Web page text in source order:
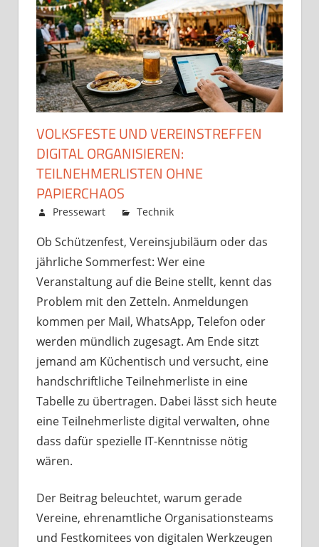
VOLKSFESTE UND VEREINSTREFFEN
DIGITAL ORGANISIEREN:
TEILNEHMERLISTEN OHNE
PAPIERCHAOS
Juli 2, 2026
Pressewart Technik
Volksfeste
Vereinstreffen
digital
organisieren:
ohne
Papierchaos
Ob Schützenfest, Vereinsjubiläum oder das
jährliche Sommerfest: Wer eine
Veranstaltung auf die Beine stellt, kennt das
Problem mit den Zetteln. Anmeldungen
kommen per Mail, WhatsApp, Telefon oder
werden mündlich zugesagt. Am Ende sitzt
jemand am Küchentisch und versucht, eine
handschriftliche Teilnehmerliste in eine
Tabelle zu übertragen. Dabei lässt sich heute
eine Teilnehmerliste digital verwalten, ohne
dass dafür spezielle IT-Kenntnisse nötig
wären.
Der Beitrag beleuchtet, warum gerade
Vereine, ehrenamtliche Organisationsteams
und Festkomitees von digitalen Werkzeugen